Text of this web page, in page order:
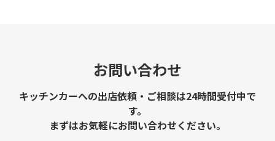
お問い合わせ
キッチンカーへの出店依頼・ご相談は24時間受付中で
す。
まずはお気軽にお問い合わせください。